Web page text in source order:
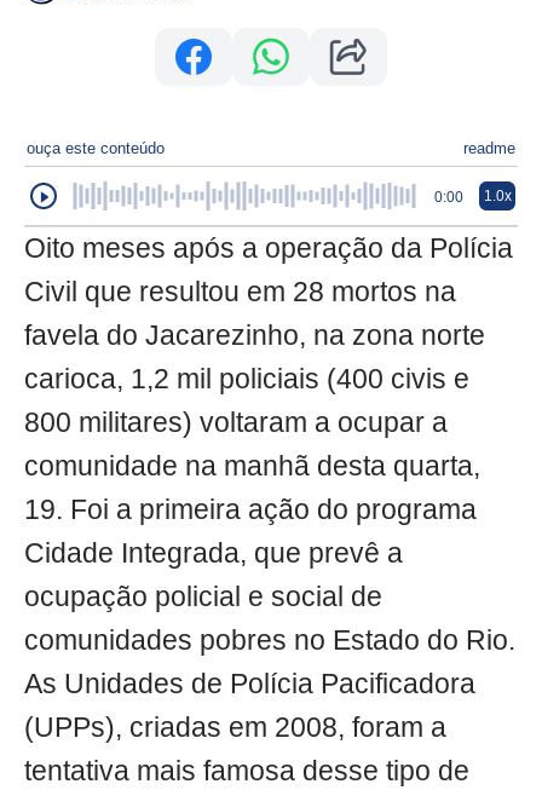
ouça este conteúdo readme
0:00 1.0x
Oito meses após a operação da Polícia
Civil que resultou em 28 mortos na
favela do Jacarezinho, na zona norte
carioca, 1,2 mil policiais (400 civis e
800 militares) voltaram a ocupar a
comunidade na manhã desta quarta,
19. Foi a primeira ação do programa
Cidade Integrada, que prevê a
ocupação policial e social de
comunidades pobres no Estado do Rio.
As Unidades de Polícia Pacificadora
(UPPs), criadas em 2008, foram a
tentativa mais famosa desse tipo de